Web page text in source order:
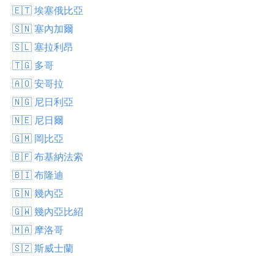
🇪🇹 埃塞俄比亞
🇸🇳 塞內加爾
🇸🇱 塞拉利昂
🇹🇬 多哥
🇦🇴 安哥拉
🇳🇬 尼日利亞
🇳🇪 尼日爾
🇬🇲 岡比亞
🇧🇫 布基納法索
🇧🇮 布隆迪
🇬🇳 幾內亞
🇬🇼 幾內亞比紹
🇲🇦 摩洛哥
🇸🇿 斯威士蘭